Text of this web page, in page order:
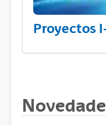
Proyectos